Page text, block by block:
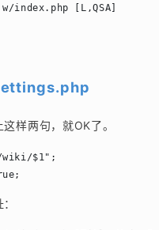
index.php [L,QSA]
样两句，就OK了。
wiki/$1";